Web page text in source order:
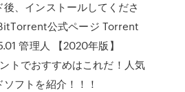
、インストールしてくださ
公式ページ Torrent
管理人 【2020年版】
トでおすすめはこれだ！人気
フトを紹介！！！